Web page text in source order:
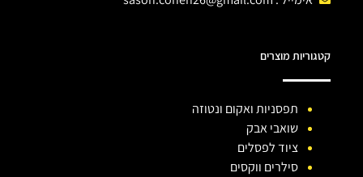
קטגוריות מוצרים
תפסניות ואקום ונטוזה
שואבי אבק
ציוד לפסלים
סילרים ווקסים